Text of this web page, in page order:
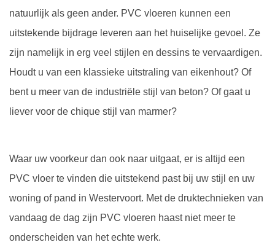
natuurlijk als geen ander. PVC vloeren kunnen een
uitstekende bijdrage leveren aan het huiselijke gevoel. Ze
zijn namelijk in erg veel stijlen en dessins te vervaardigen.
Houdt u van een klassieke uitstraling van eikenhout? Of
bent u meer van de industriële stijl van beton? Of gaat u
liever voor de chique stijl van marmer?
Waar uw voorkeur dan ook naar uitgaat, er is altijd een
PVC vloer te vinden die uitstekend past bij uw stijl en uw
woning of pand in Westervoort. Met de druktechnieken van
vandaag de dag zijn PVC vloeren haast niet meer te
onderscheiden van het echte werk.